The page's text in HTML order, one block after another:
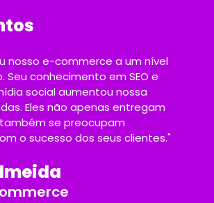
nosso e-commerce a um nível
conhecimento em SEO e
social aumentou nossa
Eles não apenas entregam
se preocupam
o sucesso dos seus clientes."